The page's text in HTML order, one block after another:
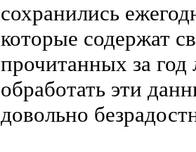
сохранились
которые содержат
прочитанных за
обработать эти
довольно